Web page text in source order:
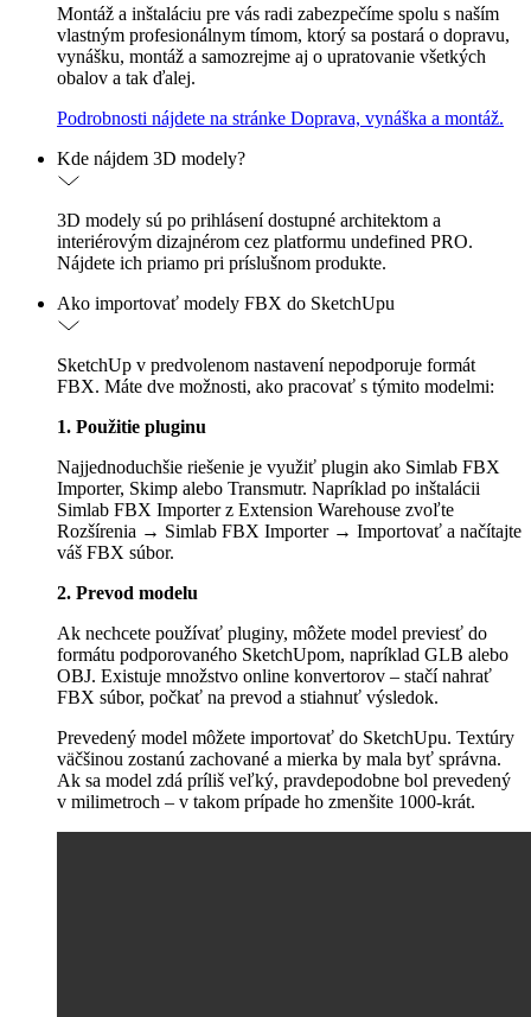
Montáž a inštaláciu pre vás radi zabezpečíme spolu s naším
vlastným profesionálnym tímom, ktorý sa postará o dopravu,
vynášku, montáž a samozrejme aj o upratovanie všetkých
obalov a tak ďalej.
Podrobnosti nájdete na stránke Doprava, vynáška a montáž.
Kde nájdem 3D modely?
3D modely sú po prihlásení dostupné architektom a
interiérovým dizajnérom cez platformu undefined PRO.
Nájdete ich priamo pri príslušnom produkte.
Ako importovať modely FBX do SketchUpu
SketchUp v predvolenom nastavení nepodporuje formát
FBX. Máte dve možnosti, ako pracovať s týmito modelmi:
1. Použitie pluginu
Najjednoduchšie riešenie je využiť plugin ako Simlab FBX
Importer, Skimp alebo Transmutr. Napríklad po inštalácii
Simlab FBX Importer z Extension Warehouse zvoľte
Rozšírenia → Simlab FBX Importer → Importovať a načítajte
váš FBX súbor.
2. Prevod modelu
Ak nechcete používať pluginy, môžete model previesť do
formátu podporovaného SketchUpom, napríklad GLB alebo
OBJ. Existuje množstvo online konvertorov – stačí nahrať
FBX súbor, počkať na prevod a stiahnuť výsledok.
Prevedený model môžete importovať do SketchUpu. Textúry
väčšinou zostanú zachované a mierka by mala byť správna.
Ak sa model zdá príliš veľký, pravdepodobne bol prevedený
v milimetroch – v takom prípade ho zmenšite 1000-krát.